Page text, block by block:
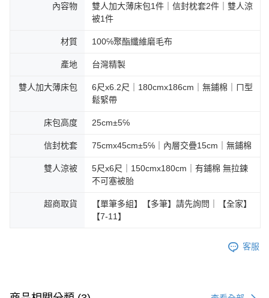
內容物
雙人加大薄床包1件｜信封枕套2件｜雙人涼
被1件
材質 100℅聚酯纖維磨毛布
產地 台灣精製
雙人加大薄床包
6尺x6.2尺｜180cmx186cm｜無鋪棉｜ㄇ型
鬆緊帶
床包高度 25cm±5℅
信封枕套 75cmx45cm±5℅｜內層交疊15cm｜無鋪棉
雙人涼被
5尺x6尺｜150cmx180cm｜有鋪棉 無拉鍊
不可塞被胎
超商取貨
【單筆多組】【多筆】請先詢問｜【全家】
【7-11】
客服